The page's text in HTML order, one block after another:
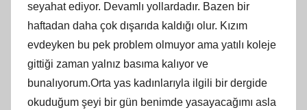
seyahat ediyor. Devamlı yollardadır. Bazen bir
haftadan daha çok dışarıda kaldığı olur. Kızım
evdeyken bu pek problem olmuyor ama yatılı koleje
gittiği zaman yalnız basıma kalıyor ve
bunalıyorum.Orta yas kadınlarıyla ilgili bir dergide
okuduğum şeyi bir gün benimde yasayacağımı asla